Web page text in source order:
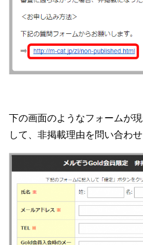
下の画面のようなフォームが
して、非掲載理由を問い合わせ